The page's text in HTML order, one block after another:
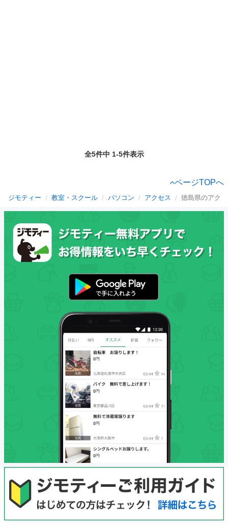
全5件中 1-5件表示
ページTOPへ
ジモティー 教室・スクール パソコン アクセス 徳島県のアク